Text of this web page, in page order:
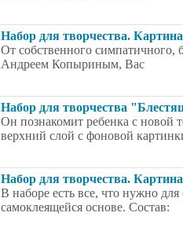
Набор для творчества.
От собственного симпатичного,
Андреем Копыриным, Вас
Набор для творчества
Он познакомит ребенка с новой
верхний слой с фоновой
Набор для творчества.
В наборе есть все, что нужно
самоклеящейся основе. Состав: